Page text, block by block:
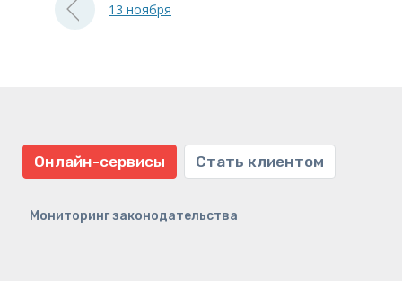
13 ноября
Онлайн-сервисы Стать клиентом
Мониторинг законодательства